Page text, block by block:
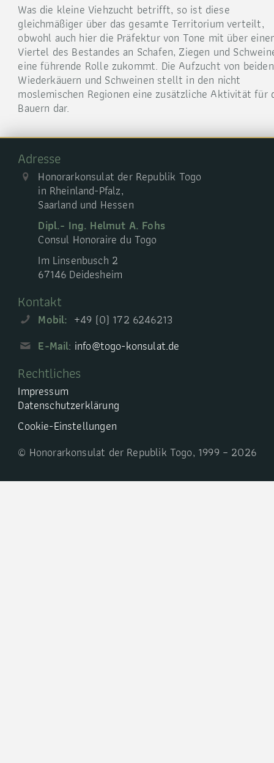
Was die kleine Viehzucht betrifft, so ist diese
gleichmäßiger über das gesamte Territorium verteilt,
obwohl auch hier die Präfektur von Tone mit über
Viertel des Bestandes an Schafen, Ziegen und
eine führende Rolle zukommt. Die Aufzucht von beiden
Wiederkäuern und Schweinen stellt in den nicht
moslemischen Regionen eine zusätzliche Aktivität für
Bauern dar.
Adresse
Honorarkonsulat der Republik Togo
in Rheinland-Pfalz,
Saarland und Hessen
Dipl.- Ing. Helmut A. Fohs
Consul Honoraire du Togo
Im Linsenbusch 2
67146 Deidesheim
Kontakt
Mobil: +49 (0) 172 6246213
E-Mail: info@togo-konsulat.de
Rechtliches
Impressum
Datenschutzerklärung
Cookie-Einstellungen
© Honorarkonsulat der Republik Togo, 1999 – 2026